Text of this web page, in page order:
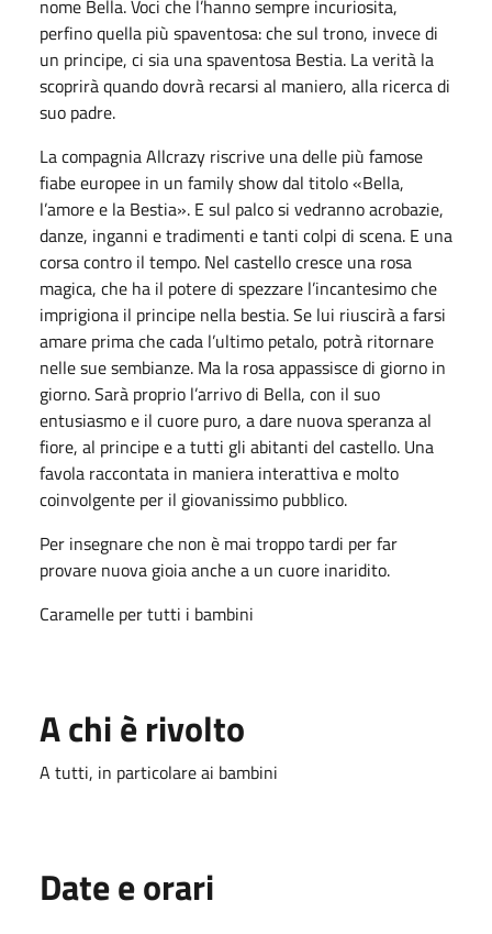
nome Bella. Voci che l’hanno sempre incuriosita,
perfino quella più spaventosa: che sul trono, invece di
un principe, ci sia una spaventosa Bestia. La verità la
scoprirà quando dovrà recarsi al maniero, alla ricerca di
suo padre.
La compagnia Allcrazy riscrive una delle più famose
fiabe europee in un family show dal titolo «Bella,
l’amore e la Bestia». E sul palco si vedranno acrobazie,
danze, inganni e tradimenti e tanti colpi di scena. E una
corsa contro il tempo. Nel castello cresce una rosa
magica, che ha il potere di spezzare l’incantesimo che
imprigiona il principe nella bestia. Se lui riuscirà a farsi
amare prima che cada l’ultimo petalo, potrà ritornare
nelle sue sembianze. Ma la rosa appassisce di giorno in
giorno. Sarà proprio l’arrivo di Bella, con il suo
entusiasmo e il cuore puro, a dare nuova speranza al
fiore, al principe e a tutti gli abitanti del castello. Una
favola raccontata in maniera interattiva e molto
coinvolgente per il giovanissimo pubblico.
Per insegnare che non è mai troppo tardi per far
provare nuova gioia anche a un cuore inaridito.
Caramelle per tutti i bambini
A chi è rivolto
A tutti, in particolare ai bambini
Date e orari